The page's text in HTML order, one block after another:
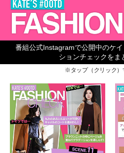
番組公式Instagramで公開中のケ
ションチェックをま
※タップ（クリック）